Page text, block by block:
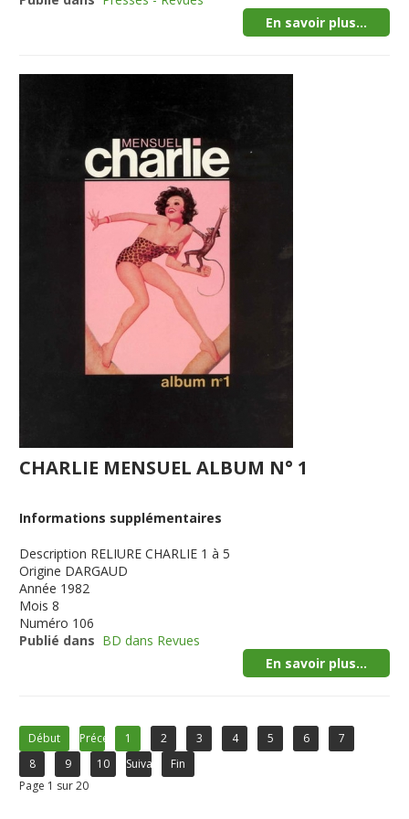
En savoir plus...
CHARLIE MENSUEL ALBUM N° 1
Informations supplémentaires
Description RELIURE CHARLIE 1 à 5
Origine DARGAUD
Année 1982
Mois 8
Numéro 106
Publié dans BD dans Revues
En savoir plus...
Début Précédent1 2 3 4 5 6
7
8
9 10 Suivant
Fin
Page 1 sur 20